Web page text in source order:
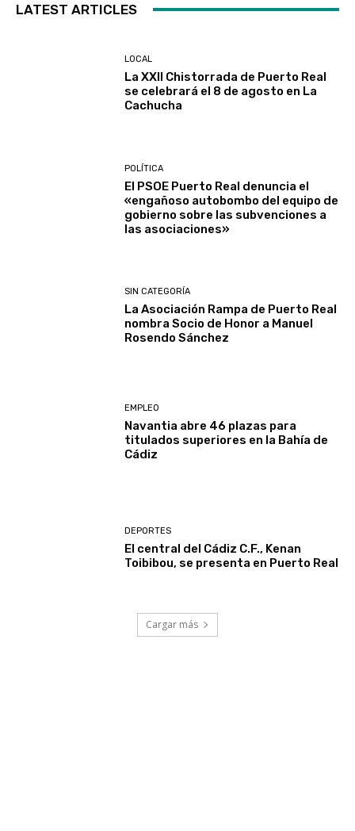
LATEST ARTICLES
LOCAL
La XXII Chistorrada de Puerto Real
se celebrará el 8 de agosto en La
Cachucha
POLÍTICA
El PSOE Puerto Real denuncia el
«engañoso autobombo del equipo de
gobierno sobre las subvenciones a
las asociaciones»
SIN CATEGORÍA
La Asociación Rampa de Puerto Real
nombra Socio de Honor a Manuel
Rosendo Sánchez
EMPLEO
Navantia abre 46 plazas para
titulados superiores en la Bahía de
Cádiz
DEPORTES
El central del Cádiz C.F., Kenan
Toibibou, se presenta en Puerto Real
Cargar más